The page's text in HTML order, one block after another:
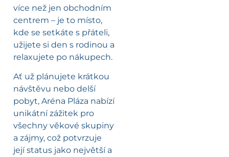
více než jen obchodním
centrem – je to místo,
kde se setkáte s přáteli,
užijete si den s rodinou a
relaxujete po nákupech.
Ať už plánujete krátkou
návštěvu nebo delší
pobyt, Aréna Pláza nabízí
unikátní zážitek pro
všechny věkové skupiny
a zájmy, což potvrzuje
její status jako největší a